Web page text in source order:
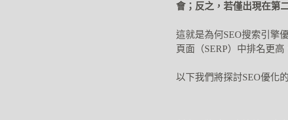
會；反之，若僅出現在第
這就是為何SEO搜索引擎
頁面（SERP）中排名更
以下我們將探討SEO優化